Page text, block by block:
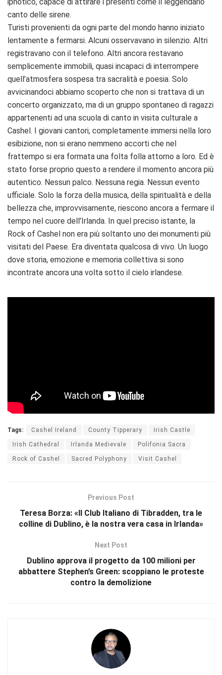
canto delle sirene.
Turisti provenienti da ogni parte del mondo hanno iniziato
lentamente a fermarsi. Alcuni osservavano in silenzio. Altri
registravano con il telefono. Altri ancora restavano
semplicemente immobili, quasi incapaci di interrompere
quell’atmosfera sospesa tra sacralità e poesia. Solo
avvicinandoci abbiamo scoperto che non si trattava di un
concerto organizzato, ma di un gruppo spontaneo di ragazzi
appartenenti ad una scuola di canto in visita culturale a
Cashel. I giovani cantori, completamente immersi nella loro
esibizione, non si erano nemmeno accorti che nel
frattempo si era formata una folta folla attorno a loro. Ed è
stato forse proprio questo a rendere il momento ancora più
autentico. Nessun palco. Nessuna regia. Nessun evento
ufficiale. Solo la forza della musica, della spiritualità e della
bellezza che, improvvisamente, riescono ancora a fermare il
tempo nel cuore dell’Irlanda. In quel preciso istante, la
Rock of Cashel non era più soltanto uno dei monumenti più
visitati del Paese. Era diventata qualcosa di vivo. Un luogo
dove storia, emozione e memoria collettiva si sono
incontrate ancora una volta sotto il cielo irlandese.
Tags: Cashel Ireland County Tipperary Irish Castle
Irish Cathedral Irlanda Medievale Polifonia Sacra
Rock of Cashel Sacred Polyphony Visit Cashel
Previous Post
Teresa Borza: «Il Club Italiano di Tibradden, tra le
colline di Dublino, è la nostra vera casa in Irlanda»
Next Post
Dublino approva il progetto da 100 milioni per
abbattere Stephen’s Green: scoppiano le proteste
contro la demolizione